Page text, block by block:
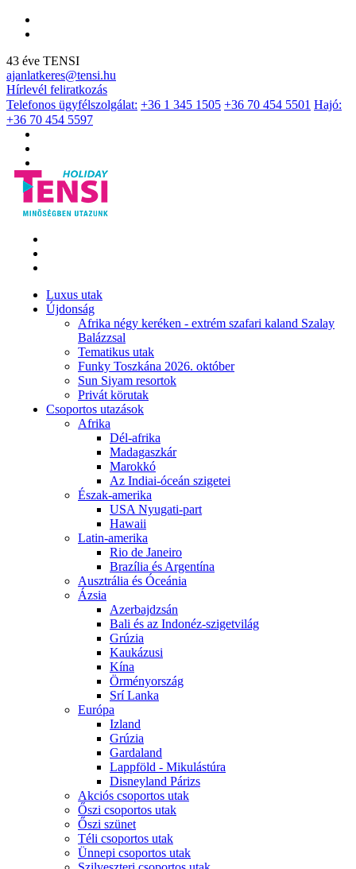
43 éve TENSI
ajanlatkeres@tensi.hu
Hírlevél feliratkozás
Telefonos ügyfélszolgálat: +36 1 345 1505 +36 70 454 5501 Hajó:
+36 70 454 5597
Luxus utak
Újdonság
Afrika négy keréken - extrém szafari kaland Szalay
Balázzsal
Tematikus utak
Funky Toszkána 2026. október
Sun Siyam resortok
Privát körutak
Csoportos utazások
Afrika
Dél-afrika
Madagaszkár
Marokkó
Az Indiai-óceán szigetei
Észak-amerika
USA Nyugati-part
Hawaii
Latin-amerika
Rio de Janeiro
Brazília és Argentína
Ausztrália és Óceánia
Ázsia
Azerbajdzsán
Bali és az Indonéz-szigetvilág
Grúzia
Kaukázusi
Kína
Örményország
Srí Lanka
Európa
Izland
Grúzia
Gardaland
Lappföld - Mikulástúra
Disneyland Párizs
Akciós csoportos utak
Őszi csoportos utak
Őszi szünet
Téli csoportos utak
Ünnepi csoportos utak